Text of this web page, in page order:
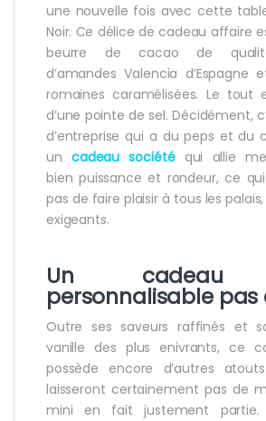
une nouvelle fois avec cette
Noir. Ce délice de cadeau affaire
beurre de cacao de
d’amandes Valencia d’Espagne
romaines caramélisées. Le tout
d’une pointe de sel. Décidément,
d’entreprise qui a du peps et du
uncadeau sociétéqui allie
bien puissance et rondeur, ce
pas de faire plaisir à tous les
exigeants.
Un cadeau
personnalisable pas
Outre ses saveurs raffinés et
vanille des plus enivrants, ce
possède encore d’autres
laisseront certainement pas de
mini en fait justement